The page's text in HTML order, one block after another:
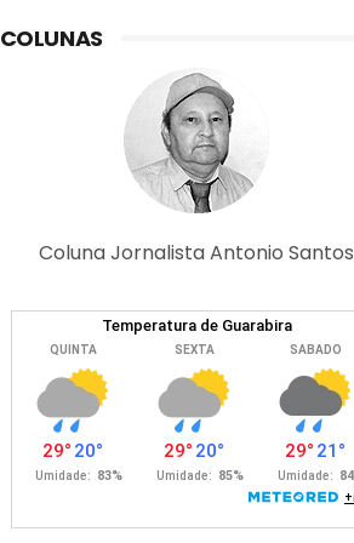
COLUNAS
Coluna Jornalista Antonio Santos